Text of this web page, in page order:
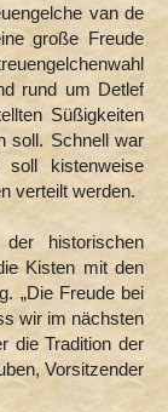
van de
große Freude
rund um Detlef
Süßigkeiten
soll. Schnell war
soll kistenweise
verteilt werden.
historischen
Kisten mit den
„Die Freude bei
wir im nächsten
die Tradition der
Vorsitzender